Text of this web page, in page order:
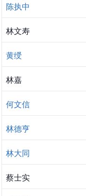
陈执中
林文寿
黄绶
林嘉
何文信
林德亨
林大同
蔡士实